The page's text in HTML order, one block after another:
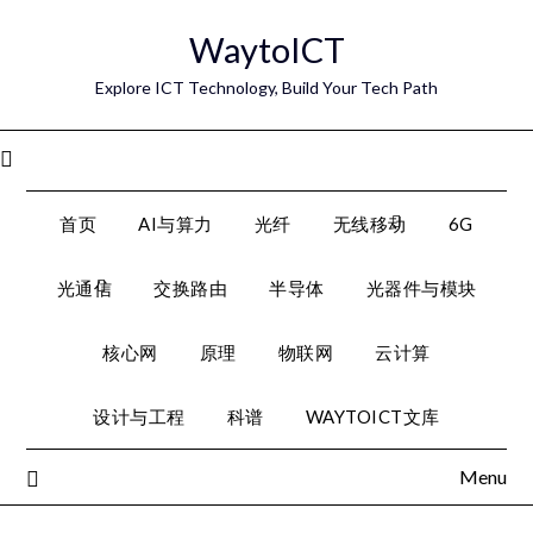
WaytoICT
Explore ICT Technology, Build Your Tech Path
首页 AI与算力 光纤 无线移动 6G
光通信 交换路由 半导体 光器件与模块
核心网 原理 物联网 云计算
设计与工程 科谱 WAYTOICT文库
Menu